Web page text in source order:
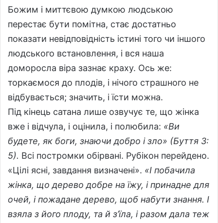
Божим і миттєвою думкою людською
перестає бути помітна, стає достатньо
показати невідповідність істині того чи іншого
людського встановлення, і вся наша
доморосла віра зазнає краху. Ось же:
торкаємося до плодів, і нічого страшного не
відбувається; значить, і їсти можна.
Під кінець сатана лише озвучує те, що жінка
вже і відчула, і оцінила, і полюбила: «Ви
будете, як боги, знаючи добро і зло» (Буття 3:
5). Всі постромки обірвані. Рубікон перейдено.
«Цілі ясні, завдання визначені». «І побачила
жінка, що дерево добре на їжу, і принадне для
очей, і пожадане дерево, щоб набути знання. І
взяла з його плоду, та й з’їла, і разом дала теж